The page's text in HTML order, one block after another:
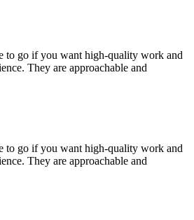
to go if you want high-quality work and
They are approachable and
to go if you want high-quality work and
They are approachable and